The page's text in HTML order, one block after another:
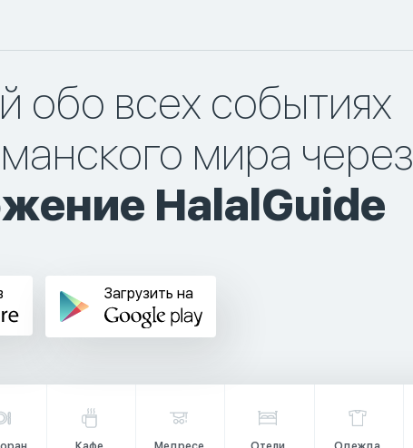
обо всех событиях
мира через
HalalGuide
Загрузить на